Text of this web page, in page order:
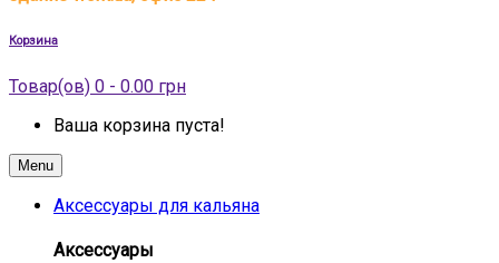
Корзина
Товар(ов) 0 - 0.00 грн
Ваша корзина пуста!
Menu
Аксессуары для кальяна
Аксессуары